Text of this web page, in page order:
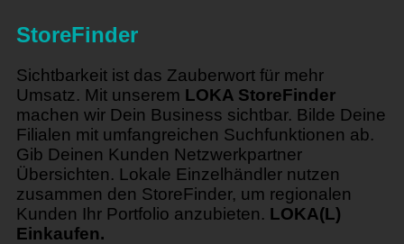
StoreFinder
Sichtbarkeit ist das Zauberwort für mehr
Umsatz. Mit unserem LOKA StoreFinder
machen wir Dein Business sichtbar. Bilde Deine
Filialen mit umfangreichen Suchfunktionen ab.
Gib Deinen Kunden Netzwerkpartner
Übersichten. Lokale Einzelhändler nutzen
zusammen den StoreFinder, um regionalen
Kunden Ihr Portfolio anzubieten. LOKA(L)
Einkaufen.